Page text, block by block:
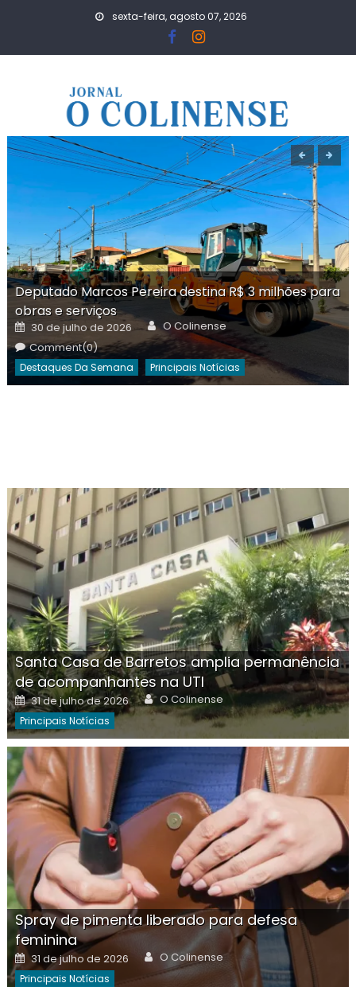
sexta-feira, agosto 07, 2026
Deputado Marcos Pereira destina R$ 3 milhões para
obras e serviços
Posted
on
30 de julho de 2026 Author
O Colinense
Comment(0)
Destaques Da Semana Principais Notícias
Santa Casa de Barretos amplia permanência
de acompanhantes na UTI
Posted
on
31 de julho de 2026 Author
O Colinense
Principais Notícias
Spray de pimenta liberado para defesa
feminina
Posted
on
31 de julho de 2026 Author
O Colinense
Principais Notícias